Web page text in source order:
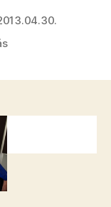
a(z)
a
fideszest!
bejegyzéshez